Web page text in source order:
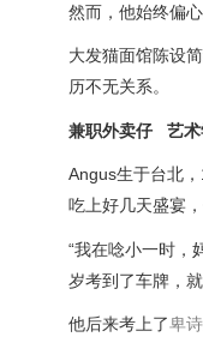
然而，他始终偏
大发猫面馆陈设
历不无关系。
兼职外卖仔 艺术
Angus生于台北
吃上好几天盛宴
“我在唸小一时，
岁考到了车牌，
他后来考上了卑诗